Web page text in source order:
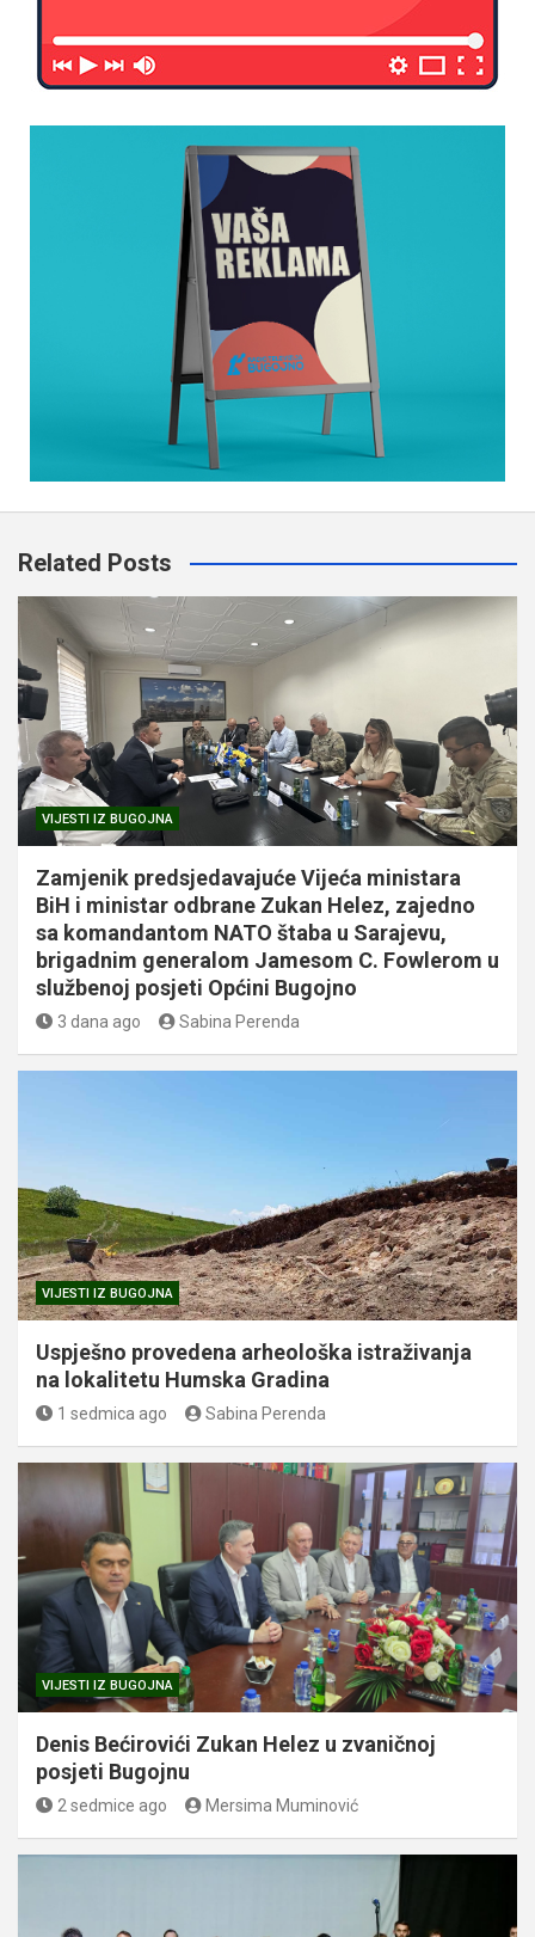
Related Posts
VIJESTI IZ BUGOJNA
Zamjenik predsjedavajuće Vijeća ministara
BiH i ministar odbrane Zukan Helez, zajedno
sa komandantom NATO štaba u Sarajevu,
brigadnim generalom Jamesom C. Fowlerom u
službenoj posjeti Općini Bugojno
3 dana ago Sabina Perenda
VIJESTI IZ BUGOJNA
Uspješno provedena arheološka istraživanja
na lokalitetu Humska Gradina
1 sedmica ago Sabina Perenda
VIJESTI IZ BUGOJNA
Denis Bećirovići Zukan Helez u zvaničnoj
posjeti Bugojnu
2 sedmice ago Mersima Muminović